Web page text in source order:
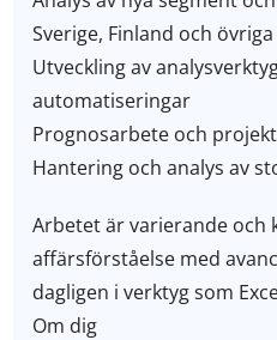
Sverige, Finland och
Utveckling av
automatiseringar
Prognosarbete och
Hantering och analys av
Arbetet är varierande och
affärsförståelse med
dagligen i verktyg som
Om dig